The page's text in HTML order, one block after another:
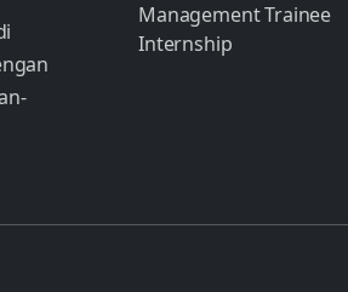
Management Trainee
Internship